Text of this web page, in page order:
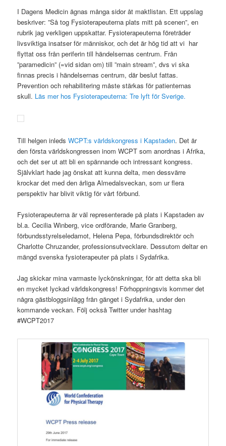
I Dagens Medicin ägnas många sidor åt maktlistan. Ett uppslag
beskriver: ”Så tog Fysioterapeuterna plats mitt på scenen”, en
rubrik jag verkligen uppskattar. Fysioterapeuterna företräder
livsviktiga insatser för människor, och det är hög tid att vi har
flyttat oss från periferin till händelsernas centrum. Från
”paramedicin” (=vid sidan om) till ”main stream”, dvs vi ska
finnas precis i händelsernas centrum, där beslut fattas.
Prevention och rehabilitering måste stärkas för patienternas
skull. Läs mer hos Fysioterapeuterna: Tre lyft för Sverige.
Till helgen inledsWCPT:s världskongress i Kapstaden. Det är
den första världskongressen inom WCPT som anordnas i Afrika,
och det ser ut att bli en spännande och intressant kongress.
Självklart hade jag önskat att kunna delta, men dessvärre
krockar det med den årliga Almedalsveckan, som ur flera
perspektiv har blivit viktig för vårt förbund.
Fysioterapeuterna är väl representerade på plats i Kapstaden av
bl.a. Cecilia Winberg, vice ordförande, Marie Granberg,
förbundsstyrelseledamot, Helena Pepa, förbundsdirektör och
Charlotte Chruzander, professionsutvecklare. Dessutom deltar en
mängd svenska fysioterapeuter på plats i Sydafrika.
Jag skickar mina varmaste lyckönskningar, för att detta ska bli
en mycket lyckad världskongress! Förhoppningsvis kommer det
några gästbloggsinlägg från gänget i Sydafrika, under den
kommande veckan. Följ också Twitter under hashtag
#WCPT2017